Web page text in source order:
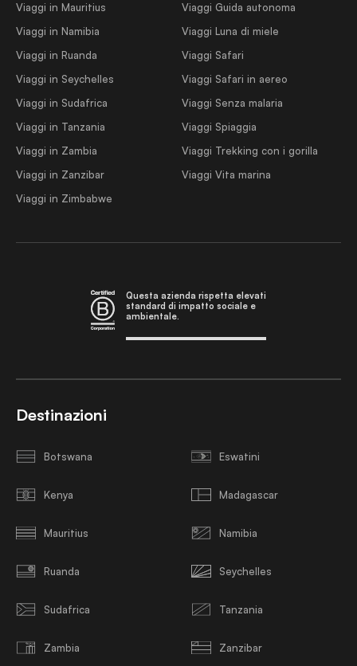
Viaggi in Mauritius
Viaggi in Namibia
Viaggi in Ruanda
Viaggi in Seychelles
Viaggi in Sudafrica
Viaggi in Tanzania
Viaggi in Zambia
Viaggi in Zanzibar
Viaggi in Zimbabwe
Viaggi Guida autonoma
Viaggi Luna di miele
Viaggi Safari
Viaggi Safari in aereo
Viaggi Senza malaria
Viaggi Spiaggia
Viaggi Trekking con i gorilla
Viaggi Vita marina
Questa azienda rispetta elevati
standard di impatto sociale e
ambientale.
Destinazioni
Botswana Eswatini
Kenya Madagascar
Mauritius Namibia
Ruanda Seychelles
Sudafrica Tanzania
Zambia Zanzibar